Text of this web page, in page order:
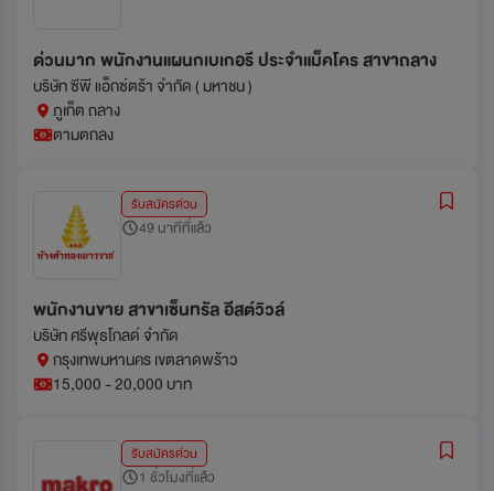
ด่วนมาก พนักงานแผนกเบเกอรี ประจำแม็คโคร สาขาถลาง
บริษัท ซีพี แอ็กซ์ตร้า จำกัด ( มหาชน )
ภูเก็ต ถลาง
ตามตกลง
รับสมัครด่วน
49 นาทีที่แล้ว
พนักงานขาย สาขาเซ็นทรัล อีสต์วิวล์
บริษัท ศรีพุธโกลด์ จำกัด
กรุงเทพมหานคร เขตลาดพร้าว
15,000 - 20,000 บาท
รับสมัครด่วน
1 ชั่วโมงที่แล้ว